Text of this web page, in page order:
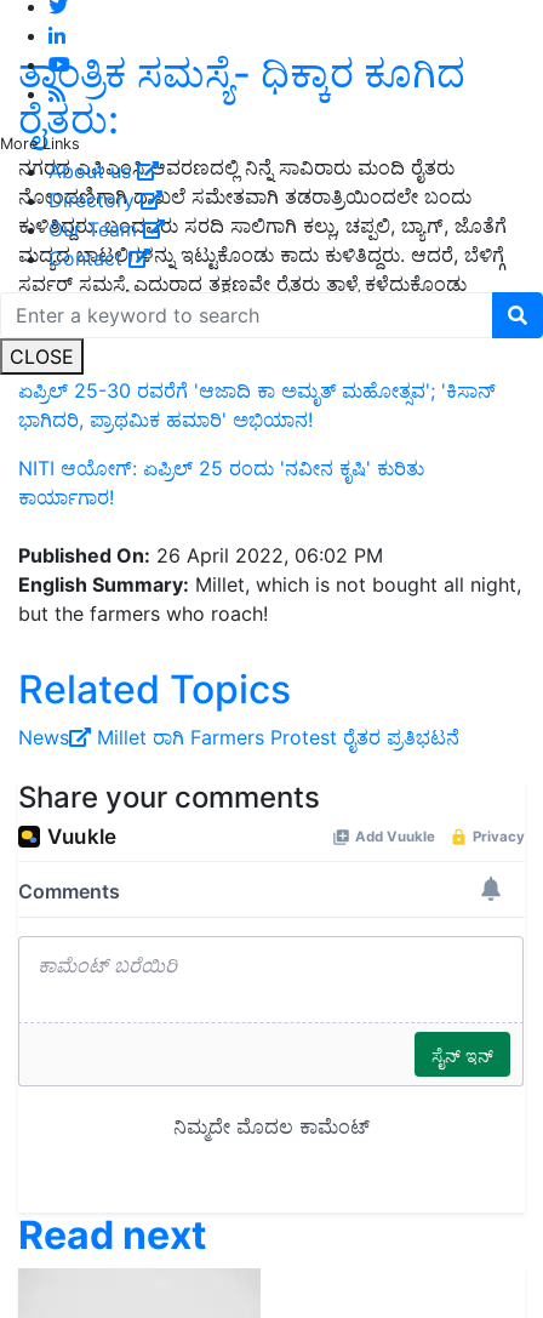
More Links
About us
Directory
Our Team
Contact
CLOSE
ತಾಂತ್ರಿಕ ಸಮಸ್ಯೆ- ಧಿಕ್ಕಾರ ಕೂಗಿದ
ರೈತರು:
ನಗರದ ಎಪಿಎಂಸಿ ಆವರಣದಲ್ಲಿ ನಿನ್ನೆ ಸಾವಿರಾರು ಮಂದಿ ರೈತರು
ನೋಂದಣಿಗಾಗಿ ದಾಖಲೆ ಸಮೇತವಾಗಿ ತಡರಾತ್ರಿಯಿಂದಲೇ ಬಂದು
ಕುಳಿತಿದ್ದರು. ಬಂದವರು ಸರದಿ ಸಾಲಿಗಾಗಿ ಕಲ್ಲು, ಚಪ್ಪಲಿ, ಬ್ಯಾಗ್, ಜೊತೆಗೆ
ಮದ್ಯದ ಬಾಟಲಿಗಳನ್ನು ಇಟ್ಟುಕೊಂಡು ಕಾದು ಕುಳಿತಿದ್ದರು. ಆದರೆ, ಬೆಳಿಗ್ಗೆ
ಸರ್ವರ್ ಸಮಸ್ಯೆ ಎದುರಾದ ತಕ್ಷಣವೇ ರೈತರು ತಾಳ್ಮೆ ಕಳೆದುಕೊಂಡು
ಪ್ರತಿಭಟನೆಗೆ ಮುಂದಾಗಿದ್ದು, ಅಧಿಕಾರಿಗಳ ವಿರುದ್ಧ ಧಿಕ್ಕಾರ ಕೂಗಿದ ಘಟನೆ
ನಡೆದಿದೆ.
ಏಪ್ರಿಲ್ 25-30 ರವರೆಗೆ 'ಆಜಾದಿ ಕಾ ಅಮೃತ್ ಮಹೋತ್ಸವ'; 'ಕಿಸಾನ್
ಭಾಗಿದರಿ, ಪ್ರಾಥಮಿಕ ಹಮಾರಿ' ಅಭಿಯಾನ!
NITI ಆಯೋಗ್: ಏಪ್ರಿಲ್ 25 ರಂದು 'ನವೀನ ಕೃಷಿ' ಕುರಿತು
ಕಾರ್ಯಾಗಾರ!
Published On: 26 April 2022, 06:02 PM
English Summary: Millet, which is not bought all night,
but the farmers who roach!
Related Topics
News Millet ರಾಗಿ Farmers Protest ರೈತರ ಪ್ರತಿಭಟನೆ
Share your comments
Read next